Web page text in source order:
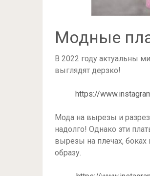
Модные
В 2022 году актуальны
выглядят дерзко!
https://
Мода на вырезы и
надолго! Однако эти
вырезы на плечах,
образу.